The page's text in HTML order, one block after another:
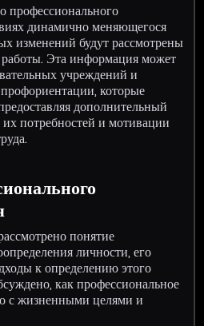
профессионального
динамично меняющегося
изменений будут рассмотрены
Эта информация может
учреждений и
которые
дополнительный
потребностей и мотивации
понятие
личности, его
к определению этого
как профессиональное
с жизненными целями и